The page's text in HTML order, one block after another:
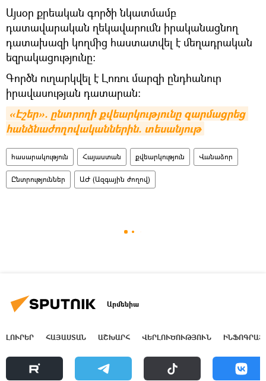
Այսօր քրեական գործի նկատմամբ
դատավարական ղեկավարումն իրականացնող
դատախազի կողմից հաստատվել է մեղադրական
եզրակացությունը։
Գործն ուղարկվել է Լոռու մարզի ընդհանուր
իրավասության դատարան։
«Էշեր». ընտրողի քվեարկությունը զարմացրեց
հանձնաժողովականներին. տեսանյութ
հասարակություն Հայաստան քվեարկություն Վանաձոր
Ընտրություններ ԱԺ (Ազգային ժողով)
Արմենիա
ԼՈՒՐԵՐ ՀԱՅԱՍՏԱՆ ԱՇԽԱՐՀ ՎԵՐԼՈՒԾՈՒԹՅՈՒՆ